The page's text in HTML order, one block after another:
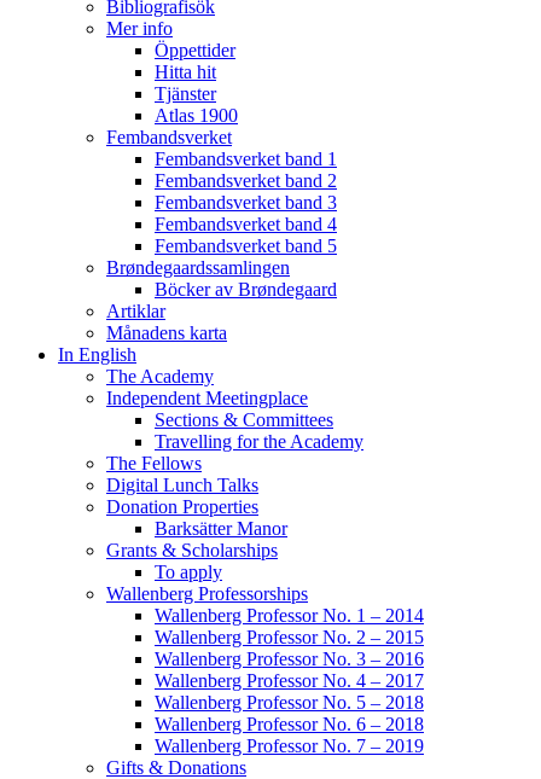
Bibliografisök
Mer info
Öppettider
Hitta hit
Tjänster
Atlas 1900
Fembandsverket
Fembandsverket band 1
Fembandsverket band 2
Fembandsverket band 3
Fembandsverket band 4
Fembandsverket band 5
Brøndegaardssamlingen
Böcker av Brøndegaard
Artiklar
Månadens karta
In English
The Academy
Independent Meetingplace
Sections & Committees
Travelling for the Academy
The Fellows
Digital Lunch Talks
Donation Properties
Barksätter Manor
Grants & Scholarships
To apply
Wallenberg Professorships
Wallenberg Professor No. 1 – 2014
Wallenberg Professor No. 2 – 2015
Wallenberg Professor No. 3 – 2016
Wallenberg Professor No. 4 – 2017
Wallenberg Professor No. 5 – 2018
Wallenberg Professor No. 6 – 2018
Wallenberg Professor No. 7 – 2019
Gifts & Donations